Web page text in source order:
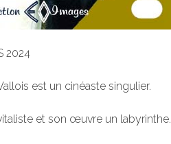
2024
est un cinéaste singulier.
et son œuvre un labyrinthe.